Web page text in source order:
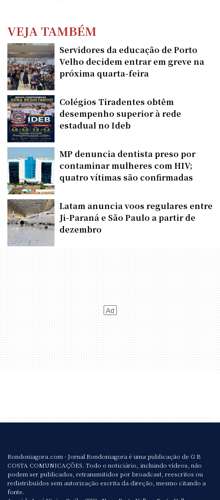
VEJA TAMBÉM
Servidores da educação de Porto
Velho decidem entrar em greve na
próxima quarta-feira
Colégios Tiradentes obtêm
desempenho superior à rede
estadual no Ideb
MP denuncia dentista preso por
contaminar mulheres com HIV;
quatro vítimas são confirmadas
Latam anuncia voos regulares entre
Ji-Paraná e São Paulo a partir de
dezembro
Rondoniagora.com - Jornal Rondoniagora é uma publicação de G B
COSTA COMUNICAÇÕES. Todo o noticiário, incluindo vídeos, não
podem ser publicados, retransmitidos por broadcast, reescritos ou
redistribuídos sem autorização escrita da direção, mesmo citando a
fonte.